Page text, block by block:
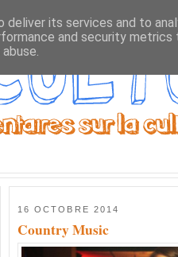
16 OCTOBRE 2014
Country Music
its services and to
and security